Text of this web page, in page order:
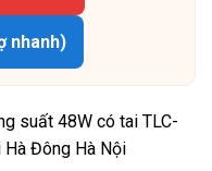
nhanh)
suất 48W có tai TLC-
Hà Đông Hà Nội